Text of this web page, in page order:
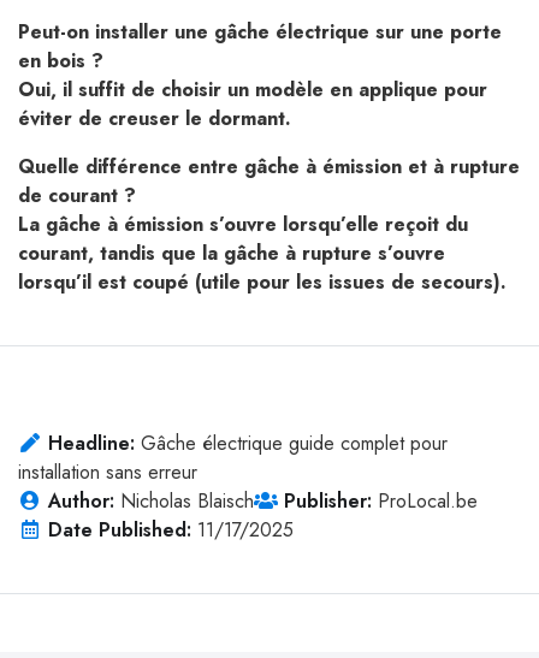
Peut-on installer une gâche électrique sur une porte
en bois ?
Oui, il suffit de choisir un modèle en applique pour
éviter de creuser le dormant.
Quelle différence entre gâche à émission et à rupture
de courant ?
La gâche à émission s’ouvre lorsqu’elle reçoit du
courant, tandis que la gâche à rupture s’ouvre
lorsqu’il est coupé (utile pour les issues de secours).
Headline: Gâche électrique guide complet pour
installation sans erreur
Author: Nicholas Blaisch Publisher: ProLocal.be
Date Published: 11/17/2025